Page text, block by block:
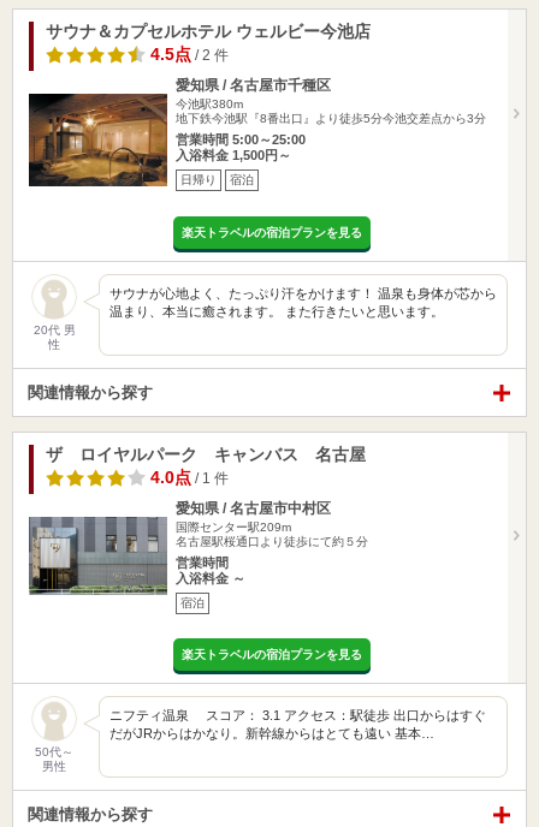
サウナ＆カプセルホテル ウェルビー今池店
4.5点 / 2 件
愛知県 / 名古屋市千種区
今池駅380m
地下鉄今池駅『8番出口』より徒歩5分今池交差点から3分
営業時間 5:00～25:00
入浴料金 1,500円～
日帰り 宿泊
楽天トラベルの宿泊プランを見る
20代 男
性
サウナが心地よく、たっぷり汗をかけます！ 温泉も身体が芯から
温まり、本当に癒されます。 また行きたいと思います。
関連情報から探す
ザ ロイヤルパーク キャンバス 名古屋
4.0点 / 1 件
愛知県 / 名古屋市中村区
国際センター駅209m
名古屋駅桜通口より徒歩にて約５分
営業時間
入浴料金 ～
宿泊
楽天トラベルの宿泊プランを見る
50代～
男性
ニフティ温泉 スコア： 3.1 アクセス：駅徒歩 出口からはすぐ
だがJRからはかなり。新幹線からはとても遠い 基本…
関連情報から探す